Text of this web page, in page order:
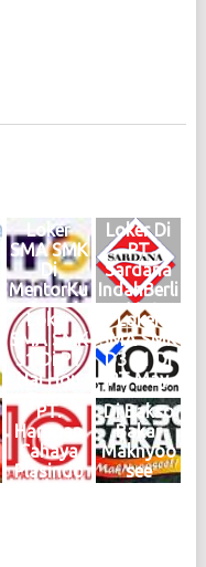
Loker
SMA SMK
Di
MentorKu
Indonesia
Medan
Maret
2025
Logo
Loker Di
PT
Sardana
IndahBerli
an Motor
Medan
Februari
2025
Logo
Loker
SMA SMK
S1 Di PT
Hai Hou
Medan
Januari
2024
Logo
Loker
SMA SMK
D3 S1 Di
PT May
Queen
Son
Medan
2024
Logo
PT.
Harapan
Cahaya
Plasindo
Di Bakso
Bakar
Maknyoo
see